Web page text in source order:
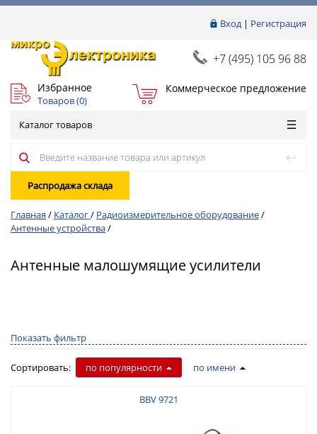
Вход| Регистрация
+7 (495) 105 96 88
Избранное
Товаров (0)
Коммерческое предложение
Каталог товаров
Распродажа склада
Главная / Каталог/ Радиоизмерительное оборудование/
Антенные устройства/
Антенные малошумящие усилители
Показать фильтр
Сортировать: по популярности по имени
BBV 9721